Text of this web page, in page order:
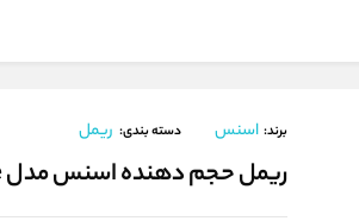
برند: اسنس دسته بندی: ریمل
ریمل حجم دهنده اسنس مدل I Love Extreme Volume